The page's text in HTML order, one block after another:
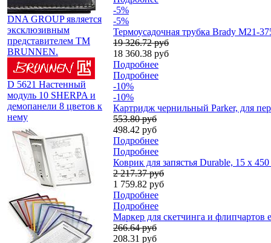
DNA GROUP является
эксклюзивным
представителем TM
BRUNNEN.
D 5621 Настенный
модуль 10 SHERPA и
демопанели 8 цветов к
нему
-5%
-5%
Термоусадочная трубка Brady M21-
19 326.72 руб
18 360.38 руб
Подробнее
Подробнее
-10%
-10%
Картридж чернильный Parker, для
553.80 руб
498.42 руб
Подробнее
Подробнее
Коврик для запястья Durable, 15 x
2 217.37 руб
1 759.82 руб
Подробнее
Подробнее
Маркер для скетчинга и
266.64 руб
208.31 руб